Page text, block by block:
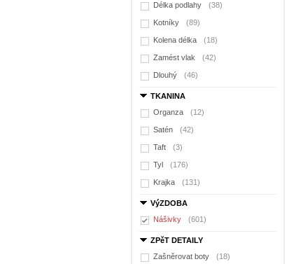
Délka podlahy (38)
Kotníky (89)
Kolena délka (18)
Zamést vlak (42)
Dlouhý (46)
TKANINA
Organza
(12)
Satén (42)
Taft (3)
Tyl (176)
Krajka (131)
VýZDOBA
Nášivky
(601)
ZPěT DETAILY
Zašněrovat boty
(18)